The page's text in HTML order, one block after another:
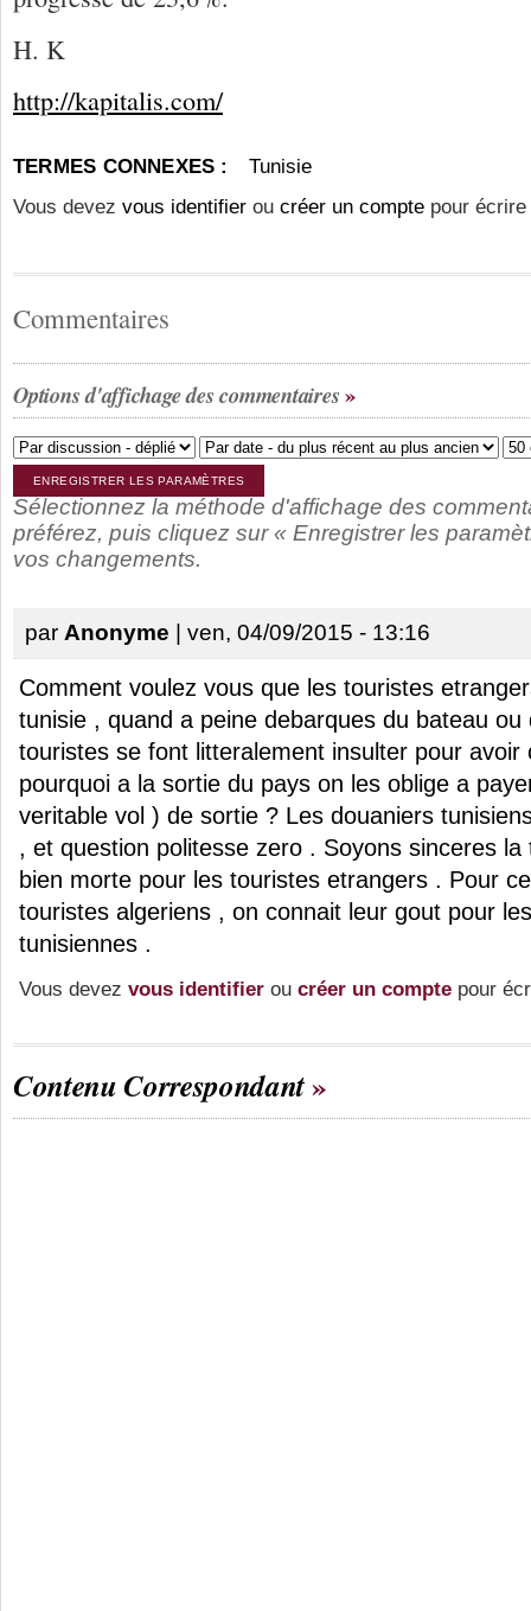
H. K
http://kapitalis.com/
TERMES CONNEXES :
Tunisie
Vous devez vous identifier ou créer un compte pour
Commentaires
Options d'affichage des commentaires
Sélectionnez la méthode d'affichage des
préférez, puis cliquez sur « Enregistrer les
vos changements.
par Anonyme | ven, 04/09/2015 - 13:16
Comment voulez vous que les touristes
tunisie , quand a peine debarques du bateau ou
touristes se font litteralement insulter pour avoir
pourquoi a la sortie du pays on les oblige a
veritable vol ) de sortie ? Les douaniers
, et question politesse zero . Soyons sinceres
bien morte pour les touristes etrangers . Pour
touristes algeriens , on connait leur gout pour
tunisiennes .
Vous devez vous identifier ou créer un compte pour
Contenu Correspondant